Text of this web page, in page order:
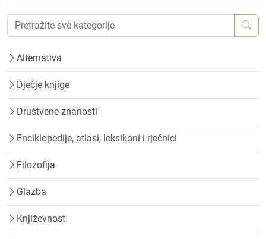
Alternativa
Dječje knjige
Društvene znanosti
Enciklopedije, atlasi, leksikoni i rječnici
Filozofija
Glazba
Književnost